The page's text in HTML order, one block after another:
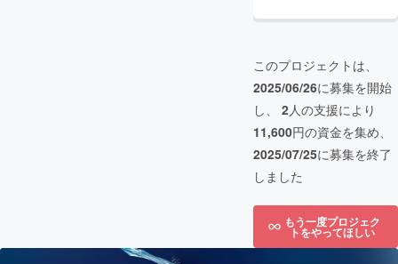
このプロジェクトは、
2025/06/26に募集を開始
し、 2人の支援により
11,600円の資金を集め、
2025/07/25に募集を終了
しました
もう一度プロジェク
トをやってほしい